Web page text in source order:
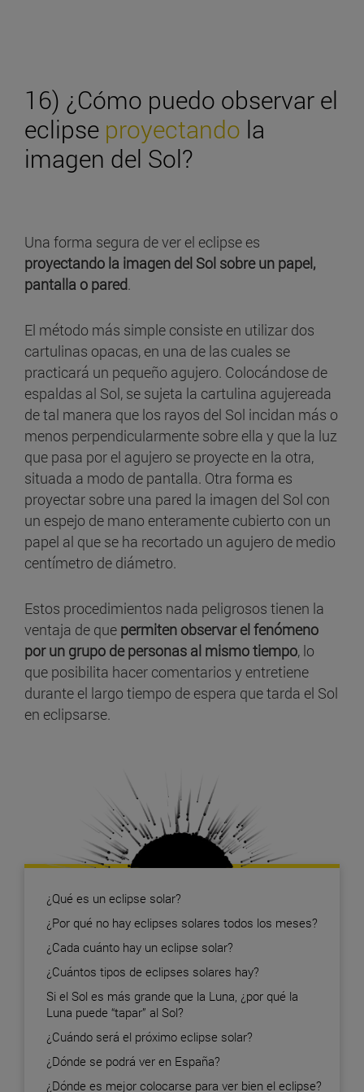
16) ¿Cómo puedo observar el
eclipse proyectando la
imagen del Sol?
Una forma segura de ver el eclipse es
proyectando la imagen del Sol sobre un papel,
pantalla o pared.
El método más simple consiste en utilizar dos
cartulinas opacas, en una de las cuales se
practicará un pequeño agujero. Colocándose de
espaldas al Sol, se sujeta la cartulina agujereada
de tal manera que los rayos del Sol incidan más o
menos perpendicularmente sobre ella y que la luz
que pasa por el agujero se proyecte en la otra,
situada a modo de pantalla. Otra forma es
proyectar sobre una pared la imagen del Sol con
un espejo de mano enteramente cubierto con un
papel al que se ha recortado un agujero de medio
centímetro de diámetro.
Estos procedimientos nada peligrosos tienen la
ventaja de que permiten observar el fenómeno
por un grupo de personas al mismo tiempo, lo
que posibilita hacer comentarios y entretiene
durante el largo tiempo de espera que tarda el Sol
en eclipsarse.
¿Qué es un eclipse solar?
¿Por qué no hay eclipses solares todos los meses?
¿Cada cuánto hay un eclipse solar?
¿Cuántos tipos de eclipses solares hay?
Si el Sol es más grande que la Luna, ¿por qué la
Luna puede “tapar” al Sol?
¿Cuándo será el próximo eclipse solar?
¿Dónde se podrá ver en España?
¿Dónde es mejor colocarse para ver bien el eclipse?